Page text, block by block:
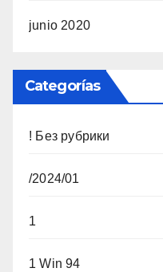
junio 2020
Categorías
! Без рубрики
/2024/01
1
1 Win 94